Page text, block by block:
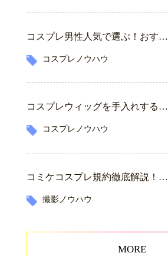
コスプレ男性人気で選ぶ！おす…
コスプレノウハウ
コスプレウィッグを手入れする…
コスプレノウハウ
コミケコスプレ規約徹底解説！…
撮影ノウハウ
MORE